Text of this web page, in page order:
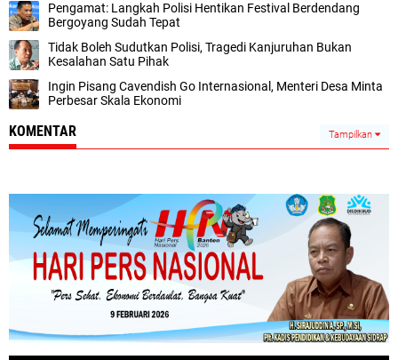
Pengamat: Langkah Polisi Hentikan Festival Berdendang
Bergoyang Sudah Tepat
Tidak Boleh Sudutkan Polisi, Tragedi Kanjuruhan Bukan
Kesalahan Satu Pihak
Ingin Pisang Cavendish Go Internasional, Menteri Desa Minta
Perbesar Skala Ekonomi
KOMENTAR Tampilkan